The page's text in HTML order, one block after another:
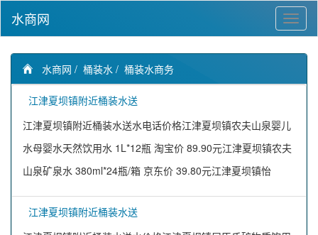
水商网
水商网 / 桶装水 / 桶装水商务
江津夏坝镇附近桶装水送
江津夏坝镇附近桶装水送水电话价格江津夏坝镇农夫山泉婴儿
水母婴水天然饮用水 1L*12瓶 淘宝价 89.90元江津夏坝镇农夫
山泉矿泉水 380ml*24瓶/箱 京东价 39.80元江津夏坝镇怡
江津夏坝镇附近桶装水送